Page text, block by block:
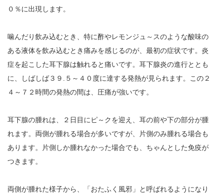
０％に出現します。
噛んだり飲み込むとき、特に酢やレモンジュ～スのような酸味の
ある液体を飲み込むとき痛みを感じるのが、最初の症状です。炎
症を起こした耳下腺は触れると痛いです。耳下腺炎の進行ととも
に、しばしば３９.５～４０度に達する発熱が見られます。この２
４～７２時間の発熱の間は、圧痛が強いです。
耳下腺の腫れは、２日目にピ～クを迎え、耳の前や下の部分が腫
れます。両側が腫れる場合が多いですが、片側のみ腫れる場合も
あります。片側しか腫れなかった場合でも、ちゃんとした免疫が
つきます。
両側が腫れた様子から、「おたふく風邪」と呼ばれるようになり